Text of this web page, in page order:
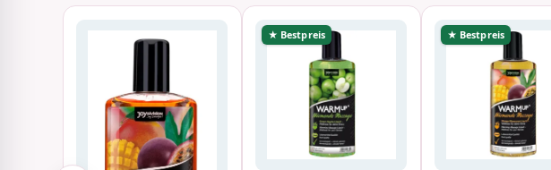
★ Bestpreis ★ Bestpreis